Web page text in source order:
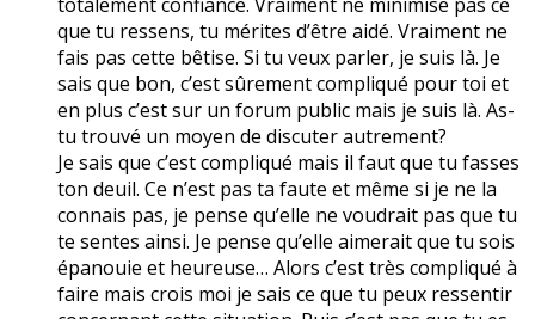
que tu ressens, tu mérites d’être aidé. Vraiment ne
fais pas cette bêtise. Si tu veux parler, je suis là. Je
sais que bon, c’est sûrement compliqué pour toi et
en plus c’est sur un forum public mais je suis là. As-
tu trouvé un moyen de discuter autrement?
Je sais que c’est compliqué mais il faut que tu fasses
ton deuil. Ce n’est pas ta faute et même si je ne la
connais pas, je pense qu’elle ne voudrait pas que tu
te sentes ainsi. Je pense qu’elle aimerait que tu sois
épanouie et heureuse… Alors c’est très compliqué à
faire mais crois moi je sais ce que tu peux ressentir